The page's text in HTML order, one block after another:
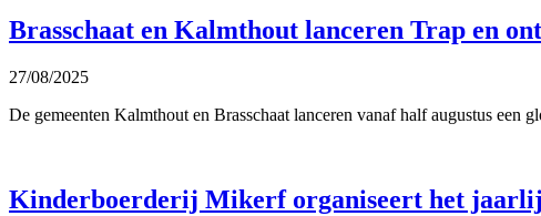
Brasschaat en Kalmthout lanceren Trap en
27/08/2025
De gemeenten Kalmthout en Brasschaat lanceren vanaf half augustus een
Kinderboerderij Mikerf organiseert het